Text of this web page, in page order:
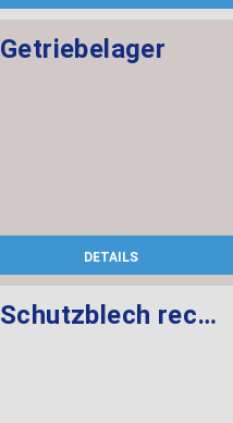
Getriebelager
DETAILS
Schutzblech rechts